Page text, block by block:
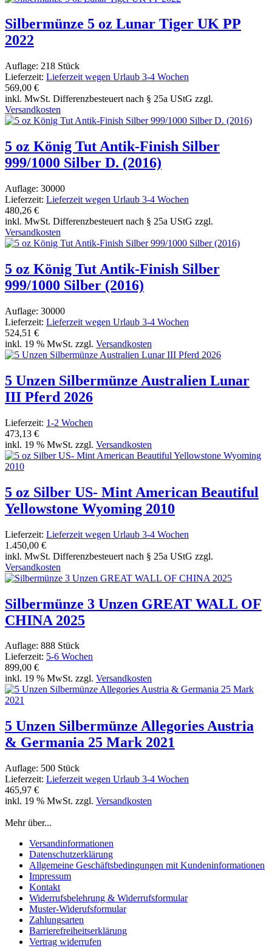
Silbermünze 5 oz Lunar Tiger UK PP
2022
Auflage: 218 Stück
Lieferzeit: Lieferzeit wegen Urlaub 3-4 Wochen
569,00 €
inkl. MwSt. Differenzbesteuert nach § 25a UStG zzgl.
Versandkosten
5 oz König Tut Antik-Finish Silber
999/1000 Silber D. (2016)
Auflage: 30000
Lieferzeit: Lieferzeit wegen Urlaub 3-4 Wochen
480,26 €
inkl. MwSt. Differenzbesteuert nach § 25a UStG zzgl.
Versandkosten
5 oz König Tut Antik-Finish Silber
999/1000 Silber (2016)
Auflage: 30000
Lieferzeit: Lieferzeit wegen Urlaub 3-4 Wochen
524,51 €
inkl. 19 % MwSt. zzgl. Versandkosten
5 Unzen Silbermünze Australien Lunar
III Pferd 2026
Lieferzeit: 1-2 Wochen
473,13 €
inkl. 19 % MwSt. zzgl. Versandkosten
5 oz Silber US- Mint American Beautiful
Yellowstone Wyoming 2010
Lieferzeit: Lieferzeit wegen Urlaub 3-4 Wochen
1.450,00 €
inkl. MwSt. Differenzbesteuert nach § 25a UStG zzgl.
Versandkosten
Silbermünze 3 Unzen GREAT WALL OF
CHINA 2025
Auflage: 888 Stück
Lieferzeit: 5-6 Wochen
899,00 €
inkl. 19 % MwSt. zzgl. Versandkosten
5 Unzen Silbermünze Allegories Austria
& Germania 25 Mark 2021
Auflage: 500 Stück
Lieferzeit: Lieferzeit wegen Urlaub 3-4 Wochen
465,97 €
inkl. 19 % MwSt. zzgl. Versandkosten
Mehr über...
Versandinformationen
Datenschutzerklärung
Allgemeine Geschäftsbedingungen mit Kundeninformationen
Impressum
Kontakt
Widerrufsbelehrung & Widerrufsformular
Muster-Widerufsformular
Zahlungsarten
Barrierefreiheitserklärung
Vertrag widerrufen